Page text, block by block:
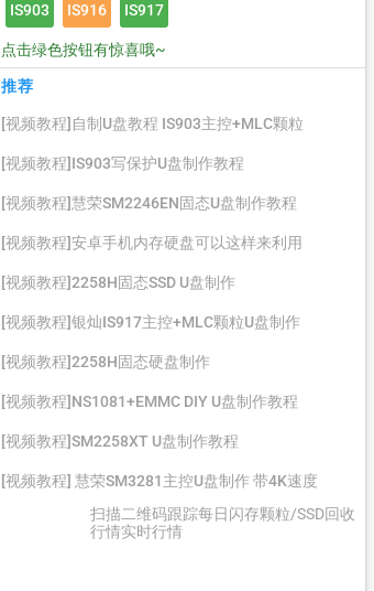
IS903 IS916 IS917
点击绿色按钮有惊喜哦~
推荐
[视频教程]自制U盘教程 IS903主控+MLC颗粒
[视频教程]IS903写保护U盘制作教程
[视频教程]慧荣SM2246EN固态U盘制作教程
[视频教程]安卓手机内存硬盘可以这样来利用
[视频教程]2258H固态SSD U盘制作
[视频教程]银灿IS917主控+MLC颗粒U盘制作
[视频教程]2258H固态硬盘制作
[视频教程]NS1081+EMMC DIY U盘制作教程
[视频教程]SM2258XT U盘制作教程
[视频教程] 慧荣SM3281主控U盘制作 带4K速度
扫描二维码跟踪每日闪存颗粒/SSD回收
行情实时行情